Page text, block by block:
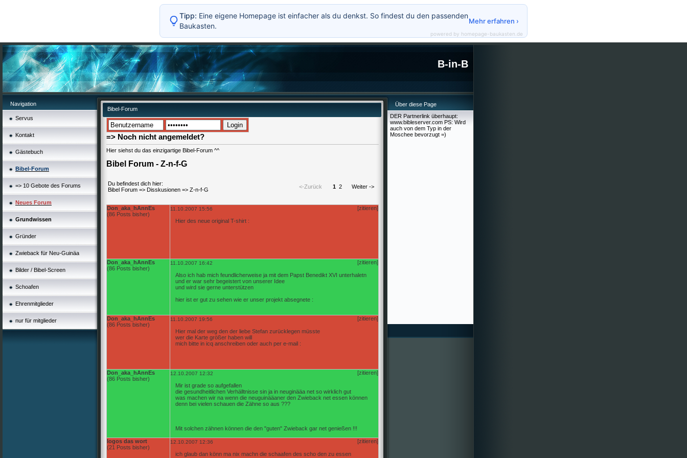
B-in-B
Navigation
Servus
Kontakt
Gästebuch
Bibel-Forum
=> 10 Gebote des Forums
Neues Forum
Grundwissen
Gründer
Zwieback für Neu-Guinäa
Bilder / Bibel-Screen
Schoafen
Ehrenmitglieder
nur für mitglieder
Bibel-Forum
=> Noch nicht angemeldet?
Hier siehst du das einzigartige Bibel-Forum ^^
Bibel Forum - Z-n-f-G
Du befindest dich hier:
Bibel Forum => Disskusionen => Z-n-f-G <-Zurück 1 2 Weiter ->
Don_aka_hAnnEs
(86 Posts bisher)
11.10.2007 15:56 [zitieren]
Hier des neue original T-shirt :
Don_aka_hAnnEs
(86 Posts bisher)
11.10.2007 16:42 [zitieren]
Also ich hab mich feundlicherweise ja mit dem Papst Benedikt XVI unterhaletn
und er war sehr begeistert von unserer Idee
und wird sie gerne unterstützen
hier ist er gut zu sehen wie er unser projekt absegnete :
Don_aka_hAnnEs
(86 Posts bisher)
11.10.2007 19:56 [zitieren]
Hier mal der weg den der liebe Stefan zurücklegen müsste
wer die Karte größer haben will
mich bitte in icq anschreiben oder auch per e-mail :
Don_aka_hAnnEs
(86 Posts bisher)
12.10.2007 12:32 [zitieren]
Mir ist grade so aufgefallen
die gesundheitlichen Verhälltnisse sin ja in neuginääa net so wirklich gut
was machen wir na wenn die neuguinääaner den Zwieback net essen können
denn bei vielen schauen die Zähne so aus ???
Mit solchen zähnen können die den "guten" Zwieback gar net genießen !!!
logos das wort
(21 Posts bisher)
12.10.2007 12:36 [zitieren]
ich glaub dan könn ma nix machn die schaafen des scho den zu essen
Über diese Page
DER Partnerlink überhaupt:
www.bibleserver.com PS: Wird
auch von dem Typ in der
Moschee bevorzugt =)
Tipp: Eine eigene Homepage ist einfacher als du denkst. So findest du den passenden
Baukasten.
Mehr erfahren ›
powered by homepage-baukasten.de